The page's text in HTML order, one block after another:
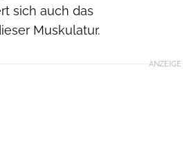
sich auch das
Muskulatur.
ANZEIGE